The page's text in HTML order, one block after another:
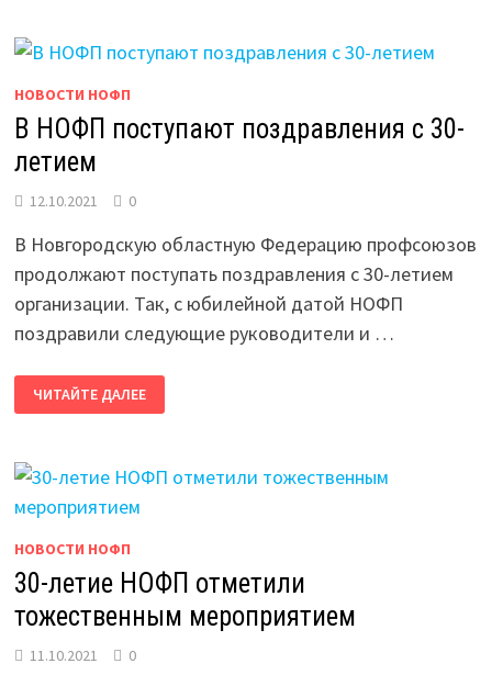
НОВОСТИ НОФП
В НОФП поступают поздравления с 30-
летием
12.10.2021 0
В Новгородскую областную Федерацию профсоюзов
продолжают поступать поздравления с 30-летием
организации. Так, с юбилейной датой НОФП
поздравили следующие руководители и …
НОФП
ПОСТУПАЮТ
ЛЕТИЕМ
ЧИТАЙТЕ ДАЛЕЕ
НОВОСТИ НОФП
30-летие НОФП отметили
тожественным мероприятием
11.10.2021 0